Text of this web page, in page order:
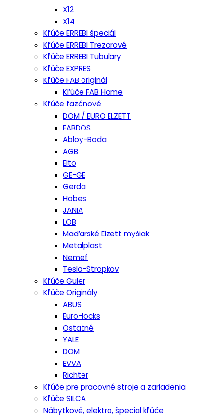
X12
X14
Kľúče ERREBI špeciál
Kľúče ERREBI Trezorové
Kľúče ERREBI Tubulary
Kľúče EXPRES
Kľúče FAB originál
Kľúče FAB Home
Kľúče fazónové
DOM / EURO ELZETT
FABDOS
Abloy-Boda
AGB
Elto
GE-GE
Gerda
Hobes
JANIA
LOB
Maďarské Elzett myšiak
Metalplast
Nemef
Tesla-Stropkov
Kľúče Guler
Kľúče Originály
ABUS
Euro-locks
Ostatné
YALE
DOM
EVVA
Richter
Kľúče pre pracovné stroje a zariadenia
Kľúče SILCA
Nábytkové, elektro, špecial kľúče